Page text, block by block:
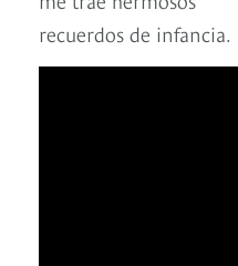
recuerdos de infancia.